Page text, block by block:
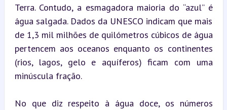
Terra. Contudo, a esmagadora maioria do “azul” é
água salgada. Dados da UNESCO indicam que mais
de 1,3 mil milhões de quilómetros cúbicos de água
pertencem aos oceanos enquanto os continentes
(rios, lagos, gelo e aquíferos) ficam com uma
minúscula fração.
No que diz respeito à água doce, os números